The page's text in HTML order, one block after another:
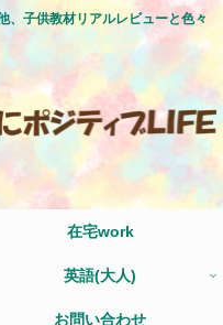
、子供教材リアルレビューと色々
在宅work
英語(大人)
お問い合わせ